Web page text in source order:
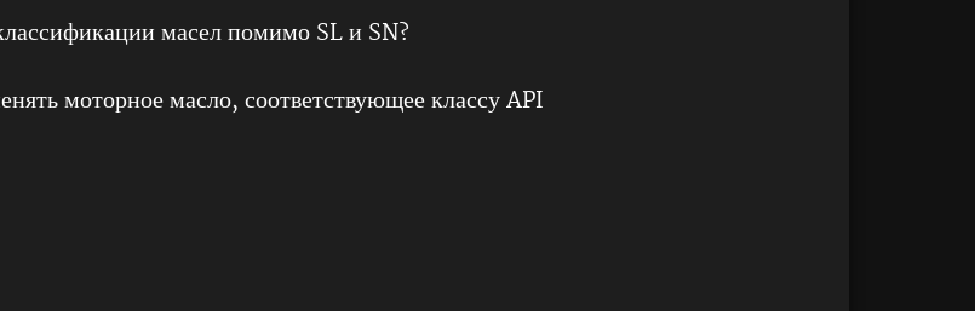
масел помимо SL и SN?
моторное масло, соответствующее классу API